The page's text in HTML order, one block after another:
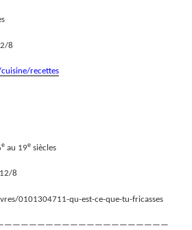
8
recettes
e au 19e siècles
8
0101304711-qu-est-ce-que-tu-fricasses